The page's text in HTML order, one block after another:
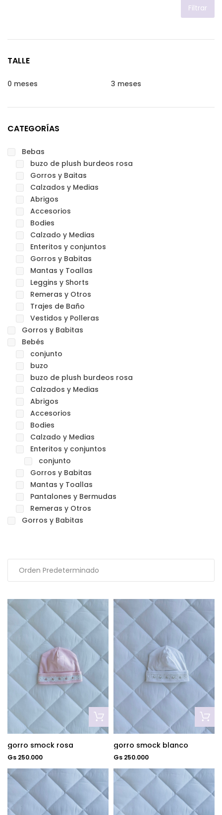
Filtrar
TALLE
0 meses 3 meses
CATEGORÍAS
Bebas
buzo de plush burdeos rosa
Gorros y Baitas
Calzados y Medias
Abrigos
Accesorios
Bodies
Calzado y Medias
Enteritos y conjuntos
Gorros y Babitas
Mantas y Toallas
Leggins y Shorts
Remeras y Otros
Trajes de Baño
Vestidos y Polleras
Gorros y Babitas
Bebés
conjunto
buzo
buzo de plush burdeos rosa
Calzados y Medias
Abrigos
Accesorios
Bodies
Calzado y Medias
Enteritos y conjuntos
conjunto
Gorros y Babitas
Mantas y Toallas
Pantalones y Bermudas
Remeras y Otros
Gorros y Babitas
gorro smock rosa
Gs 250.000
gorro smock blanco
Gs 250.000